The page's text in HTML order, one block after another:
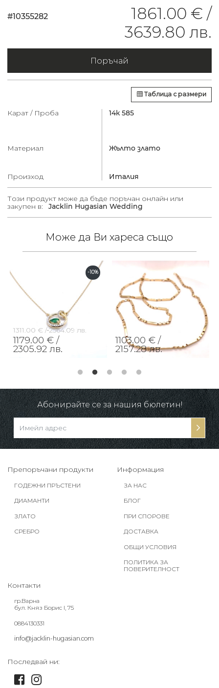
#10355282
1861.00 € /
3639.80 лв.
Поръчай
Таблица с размери
Карат / Проба 14к 585
Материал Жълто злато
Произход Италия
Този продукт може да бъде поръчан онлайн или
закупен в:
Jacklin Hugasian Wedding
Може да Ви хареса също
-10%
1311.00 € / 2564.09 лв.
1179.00 € /
2305.92 лв.
1103.00 € /
2157.28 лв.
Абонирайте се за нашия бюлетин!
Препоръчани продукти
ГОДЕЖНИ ПРЪСТЕНИ
ДИАМАНТИ
ЗЛАТО
СРЕБРО
Информация
ЗА НАС
БЛОГ
ПРИ СПОРОВЕ
ДОСТАВКА
ОБЩИ УСЛОВИЯ
ПОЛИТИКА ЗА
ПОВЕРИТЕЛНОСТ
Контакти
гр.Варна
бул. Княз Борис I, 75
0884130331
info@jacklin-hugasian.com
Последвай ни: